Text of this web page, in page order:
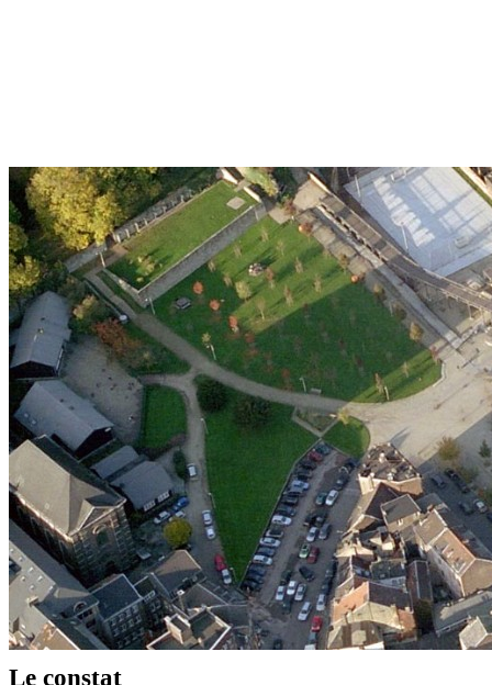
Le constat